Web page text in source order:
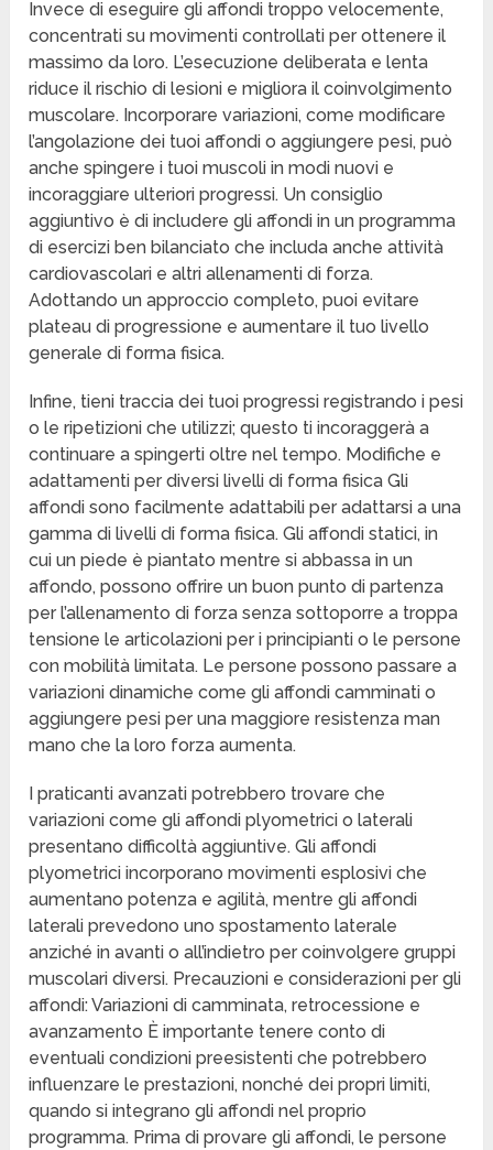
Invece di eseguire gli affondi troppo velocemente,
concentrati su movimenti controllati per ottenere il
massimo da loro. L’esecuzione deliberata e lenta
riduce il rischio di lesioni e migliora il coinvolgimento
muscolare. Incorporare variazioni, come modificare
l’angolazione dei tuoi affondi o aggiungere pesi, può
anche spingere i tuoi muscoli in modi nuovi e
incoraggiare ulteriori progressi. Un consiglio
aggiuntivo è di includere gli affondi in un programma
di esercizi ben bilanciato che includa anche attività
cardiovascolari e altri allenamenti di forza.
Adottando un approccio completo, puoi evitare
plateau di progressione e aumentare il tuo livello
generale di forma fisica.
Infine, tieni traccia dei tuoi progressi registrando i pesi
o le ripetizioni che utilizzi; questo ti incoraggerà a
continuare a spingerti oltre nel tempo. Modifiche e
adattamenti per diversi livelli di forma fisica Gli
affondi sono facilmente adattabili per adattarsi a una
gamma di livelli di forma fisica. Gli affondi statici, in
cui un piede è piantato mentre si abbassa in un
affondo, possono offrire un buon punto di partenza
per l’allenamento di forza senza sottoporre a troppa
tensione le articolazioni per i principianti o le persone
con mobilità limitata. Le persone possono passare a
variazioni dinamiche come gli affondi camminati o
aggiungere pesi per una maggiore resistenza man
mano che la loro forza aumenta.
I praticanti avanzati potrebbero trovare che
variazioni come gli affondi plyometrici o laterali
presentano difficoltà aggiuntive. Gli affondi
plyometrici incorporano movimenti esplosivi che
aumentano potenza e agilità, mentre gli affondi
laterali prevedono uno spostamento laterale
anziché in avanti o all’indietro per coinvolgere gruppi
muscolari diversi. Precauzioni e considerazioni per gli
affondi: Variazioni di camminata, retrocessione e
avanzamento È importante tenere conto di
eventuali condizioni preesistenti che potrebbero
influenzare le prestazioni, nonché dei propri limiti,
quando si integrano gli affondi nel proprio
programma. Prima di provare gli affondi, le persone